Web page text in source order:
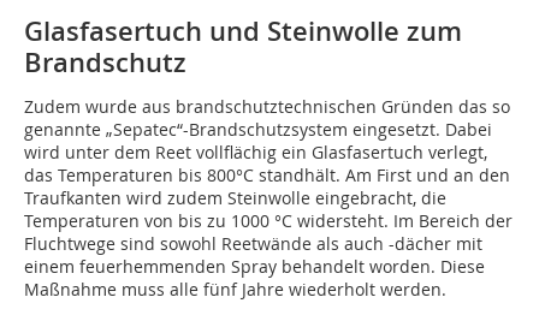
Glasfasertuch und Steinwolle zum
Brandschutz
Zudem wurde aus brandschutztechnischen Gründen das so
genannte „Sepatec“-Brandschutzsystem eingesetzt. Dabei
wird unter dem Reet vollflächig ein Glasfasertuch verlegt,
das Temperaturen bis 800°C standhält. Am First und an den
Traufkanten wird zudem Steinwolle eingebracht, die
Temperaturen von bis zu 1000 °C widersteht. Im Bereich der
Fluchtwege sind sowohl Reetwände als auch -dächer mit
einem feuerhemmenden Spray behandelt worden. Diese
Maßnahme muss alle fünf Jahre wiederholt werden.